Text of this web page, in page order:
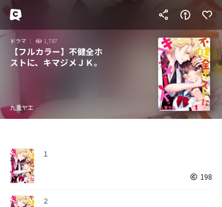
ドラマ 1,787
【フルカラー】不健全ホ
ストに、キマジメＪＫ。
九重ヤエ
１
198
２